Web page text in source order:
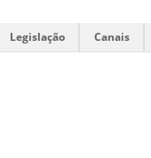
Legislação Canais